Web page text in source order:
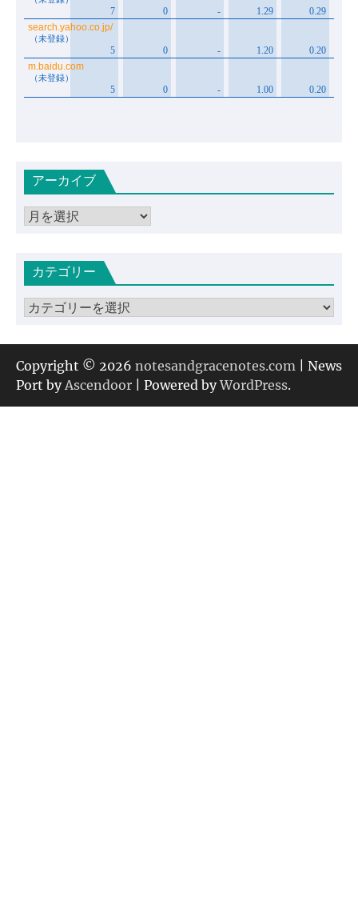
アーカイブ
ア
イカテゴリー
カ
ゴ
リ
ー
Copyright © 2026 notesandgracenotes.com | News
Port byAscendoor | Powered byWordPress.